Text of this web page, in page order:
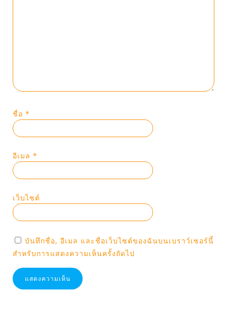
ชื่อ *
อีเมล *
เว็บไซต์
บันทึกชื่อ, อีเมล และชื่อเว็บไซต์ของฉันบนเบราว์เซอร์นี้
สำหรับการแสดงความเห็นครั้งถัดไป